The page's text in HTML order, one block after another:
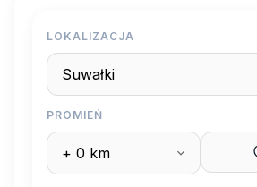
LOKALIZACJA
PROMIEŃ